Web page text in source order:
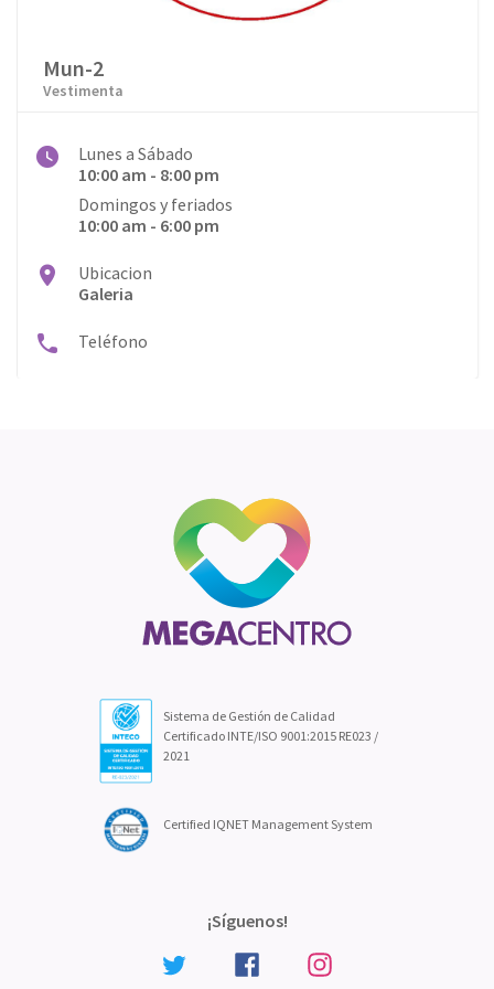
Mun-2
Vestimenta
Lunes a Sábado
10:00 am - 8:00 pm
Domingos y feriados
10:00 am - 6:00 pm
Ubicacion
Galeria
Teléfono
Sistema de Gestión de Calidad
Certificado INTE/ISO 9001:2015 RE023 /
2021
Certified IQNET Management System
¡Síguenos!